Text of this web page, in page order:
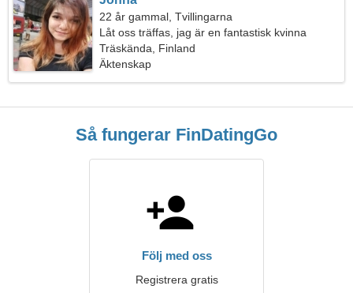
22 år gammal, Tvillingarna
Låt oss träffas, jag är en fantastisk kvinna
Träskända, Finland
Äktenskap
Så fungerar FinDatingGo
Följ med oss
Registrera gratis